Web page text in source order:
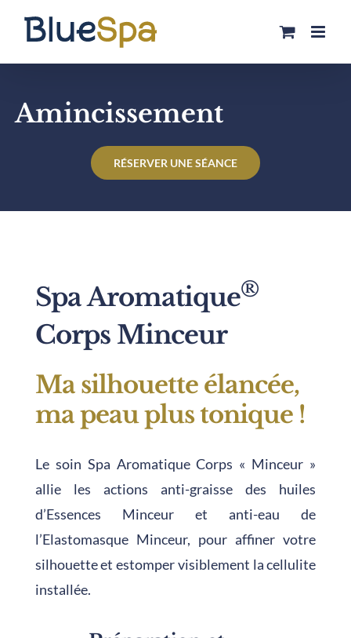
contenu
Amincissement
RÉSERVER UNE SÉANCE
Spa Aromatique®
Corps Minceur
Ma silhouette élancée,
ma peau plus tonique !
Le soin Spa Aromatique Corps « Minceur »
allie les actions anti-graisse des huiles
d’Essences Minceur et anti-eau de
l’Elastomasque Minceur, pour affiner votre
silhouette et estomper visiblement la cellulite
installée.